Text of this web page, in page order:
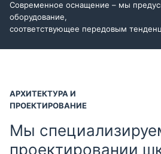
Современное оснащение – мы
оборудование,
соответствующее передовым
АРХИТЕКТУРА И
ПРОЕКТИРОВАНИЕ
Мы
проектировании